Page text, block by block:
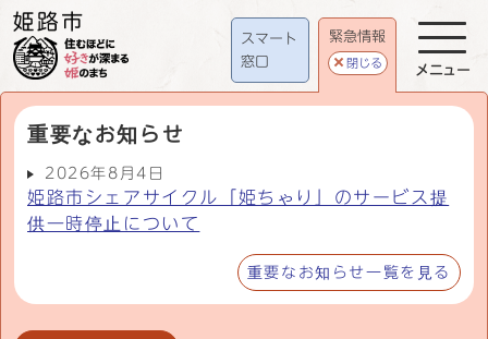
スマート
窓口
緊急情報
閉じる
重要なお知らせ
2026年8月4日
姫路市シェアサイクル「姫ちゃり」のサービス提
供一時停止について
重要なお知らせ一覧を見る
メニュー